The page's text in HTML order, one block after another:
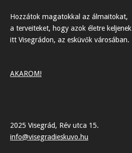
Hozzátok magatokkal az álmaitokat,
a terveiteket, hogy azok életre keljenek
itt Visegrádon, az esküvők városában.
AKAROM!
2025 Visegrád, Rév utca 15.
info@visegradieskuvo.hu